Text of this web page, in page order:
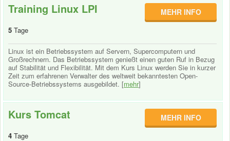
Training Linux LPI
5 Tage
MEHR INFO
Linux ist ein Betriebssystem auf Servern, Supercomputern und
Großrechnern. Das Betriebssystem genießt einen guten Ruf in Bezug
auf Stabilität und Flexibilität. Mit dem Kurs Linux werden Sie in kurzer
Zeit zum erfahrenen Verwalter des weltweit bekanntesten Open-
Source-Betriebssystems ausgebildet. [mehr]
Kurs Tomcat
4 Tage
MEHR INFO